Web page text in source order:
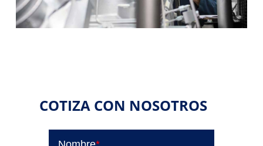
COTIZA CON NOSOTROS